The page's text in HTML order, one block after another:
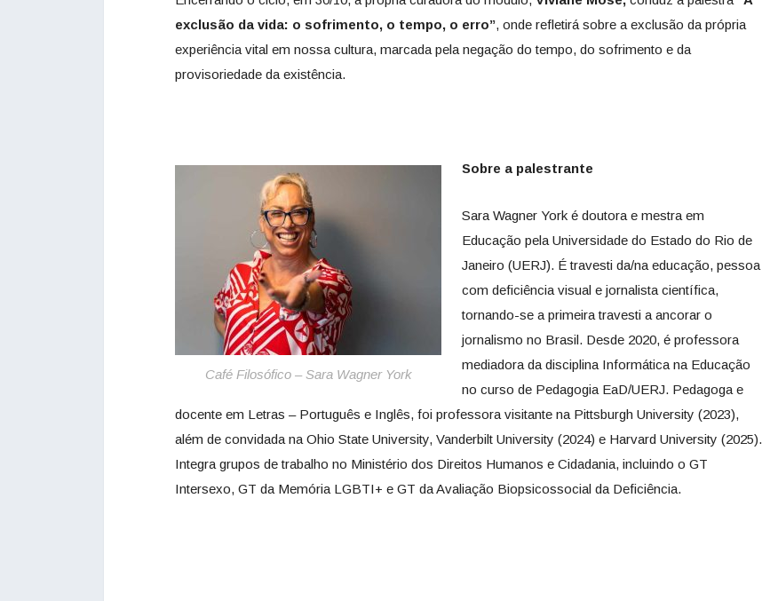
exclusão da vida: o sofrimento, o tempo, o erro”, onde refletirá sobre a exclusão da própria
experiência vital em nossa cultura, marcada pela negação do tempo, do sofrimento e da
provisoriedade da existência.
Café Filosófico – Sara Wagner York
Sobre a palestrante
Sara Wagner York é doutora e mestra em
Educação pela Universidade do Estado do Rio de
Janeiro (UERJ). É travesti da/na educação, pessoa
com deficiência visual e jornalista científica,
tornando-se a primeira travesti a ancorar o
jornalismo no Brasil. Desde 2020, é professora
mediadora da disciplina Informática na Educação
no curso de Pedagogia EaD/UERJ. Pedagoga e
docente em Letras – Português e Inglês, foi professora visitante na Pittsburgh University (2023),
além de convidada na Ohio State University, Vanderbilt University (2024) e Harvard University (2025).
Integra grupos de trabalho no Ministério dos Direitos Humanos e Cidadania, incluindo o GT
Intersexo, GT da Memória LGBTI+ e GT da Avaliação Biopsicossocial da Deficiência.